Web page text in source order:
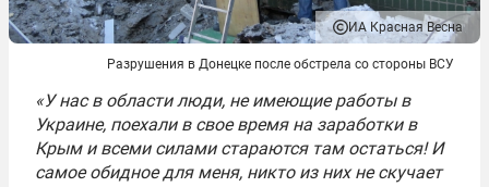
ИА Красная Весна
Разрушения в Донецке после обстрела со стороны ВСУ
«У нас в области люди, не имеющие работы в
Украине, поехали в свое время на заработки в
Крым и всеми силами стараются там остаться! И
самое обидное для меня, никто из них не скучает